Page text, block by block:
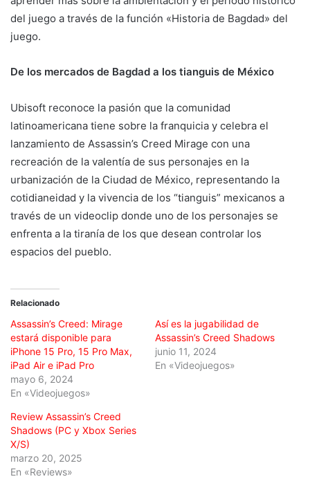
del juego a través de la función «Historia de Bagdad» del
juego.
De los mercados de Bagdad a los tianguis de México
Ubisoft reconoce la pasión que la comunidad
latinoamericana tiene sobre la franquicia y celebra el
lanzamiento de Assassin’s Creed Mirage con una
recreación de la valentía de sus personajes en la
urbanización de la Ciudad de México, representando la
cotidianeidad y la vivencia de los “tianguis” mexicanos a
través de un videoclip donde uno de los personajes se
enfrenta a la tiranía de los que desean controlar los
espacios del pueblo.
Relacionado
Assassin’s Creed: Mirage
estará disponible para
iPhone 15 Pro, 15 Pro Max,
iPad Air e iPad Pro
mayo 6, 2024
En «Videojuegos»
Así es la jugabilidad de
Assassin’s Creed Shadows
junio 11, 2024
En «Videojuegos»
Review Assassin’s Creed
Shadows (PC y Xbox Series
X/S)
marzo 20, 2025
En «Reviews»